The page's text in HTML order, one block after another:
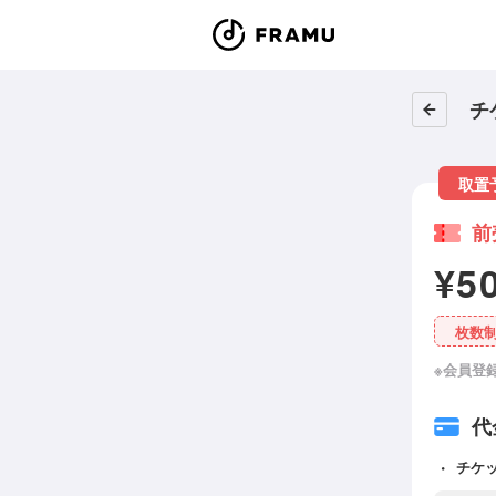
チ
取置
枚数
※会員登
チケ